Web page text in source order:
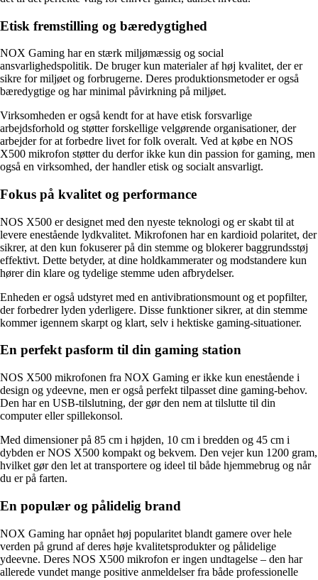
Etisk fremstilling og bæredygtighed
NOX Gaming har en stærk miljømæssig og social
ansvarlighedspolitik. De bruger kun materialer af høj kvalitet, der er
sikre for miljøet og forbrugerne. Deres produktionsmetoder er også
bæredygtige og har minimal påvirkning på miljøet.
Virksomheden er også kendt for at have etisk forsvarlige
arbejdsforhold og støtter forskellige velgørende organisationer, der
arbejder for at forbedre livet for folk overalt. Ved at købe en NOS
X500 mikrofon støtter du derfor ikke kun din passion for gaming, men
også en virksomhed, der handler etisk og socialt ansvarligt.
Fokus på kvalitet og performance
NOS X500 er designet med den nyeste teknologi og er skabt til at
levere enestående lydkvalitet. Mikrofonen har en kardioid polaritet, der
sikrer, at den kun fokuserer på din stemme og blokerer baggrundsstøj
effektivt. Dette betyder, at dine holdkammerater og modstandere kun
hører din klare og tydelige stemme uden afbrydelser.
Enheden er også udstyret med en antivibrationsmount og et popfilter,
der forbedrer lyden yderligere. Disse funktioner sikrer, at din stemme
kommer igennem skarpt og klart, selv i hektiske gaming-situationer.
En perfekt pasform til din gaming station
NOS X500 mikrofonen fra NOX Gaming er ikke kun enestående i
design og ydeevne, men er også perfekt tilpasset dine gaming-behov.
Den har en USB-tilslutning, der gør den nem at tilslutte til din
computer eller spillekonsol.
Med dimensioner på 85 cm i højden, 10 cm i bredden og 45 cm i
dybden er NOS X500 kompakt og bekvem. Den vejer kun 1200 gram,
hvilket gør den let at transportere og ideel til både hjemmebrug og når
du er på farten.
En populær og pålidelig brand
NOX Gaming har opnået høj popularitet blandt gamere over hele
verden på grund af deres høje kvalitetsprodukter og pålidelige
ydeevne. Deres NOS X500 mikrofon er ingen undtagelse – den har
allerede vundet mange positive anmeldelser fra både professionelle